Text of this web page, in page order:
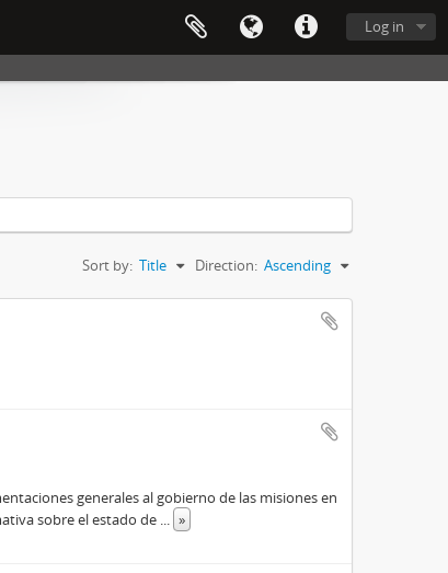
Log in
Sort by: Title Direction: Ascending
generales al gobierno de las misiones en
sobre el estado de ... »